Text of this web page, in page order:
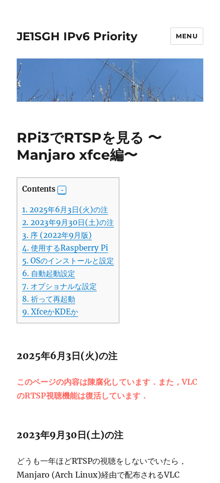
JE1SGH IPv6 Priority MENU
RPi3でRTSPを見る 〜
Manjaro xfce編〜
Contents
1. 2025年6月3日(火)の注
2. 2023年9月30日(土)の注
3. 序 (2022年9月版)
4. 使用するRaspberry Pi
5. OSのインストールと設定
6. 自動起動設定
7. オプショナルな設定
8. 祈って再起動
9. XfceかKDEか
2025年6月3日(火)の注
このページの内容は陳腐化しています．また，VLC
のRTSP視聴機能は復活しています．
2023年9月30日(土)の注
どうも一年ほどRTSPの視聴をしないでいたら，
Manjaro (Arch Linux)経由で配布されるVLC